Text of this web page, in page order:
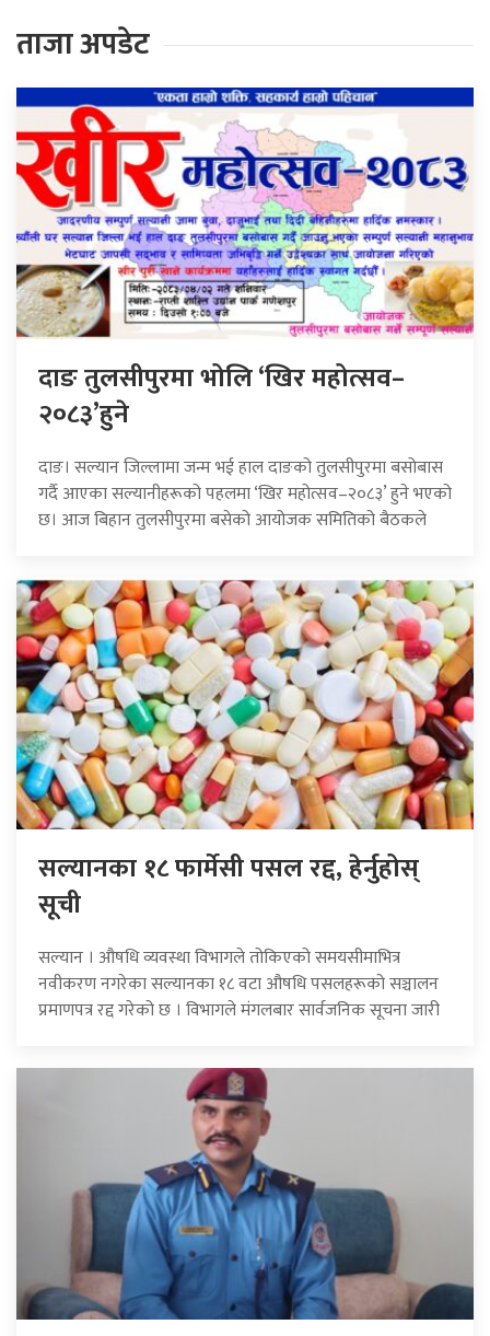
ताजा अपडेट
दाङ तुलसीपुरमा भोलि ‘खिर महोत्सव–
२०८३’हुने
दाङ। सल्यान जिल्लामा जन्म भई हाल दाङको तुलसीपुरमा बसोबास
गर्दै आएका सल्यानीहरूको पहलमा ‘खिर महोत्सव–२०८३’ हुने भएको
छ। आज बिहान तुलसीपुरमा बसेको आयोजक समितिको बैठकले
सल्यानका १८ फार्मेसी पसल रद्द, हेर्नुहोस्
सूची
सल्यान । औषधि व्यवस्था विभागले तोकिएको समयसीमाभित्र
नवीकरण नगरेका सल्यानका १८ वटा औषधि पसलहरूको सञ्चालन
प्रमाणपत्र रद्द गरेको छ । विभागले मंगलबार सार्वजनिक सूचना जारी